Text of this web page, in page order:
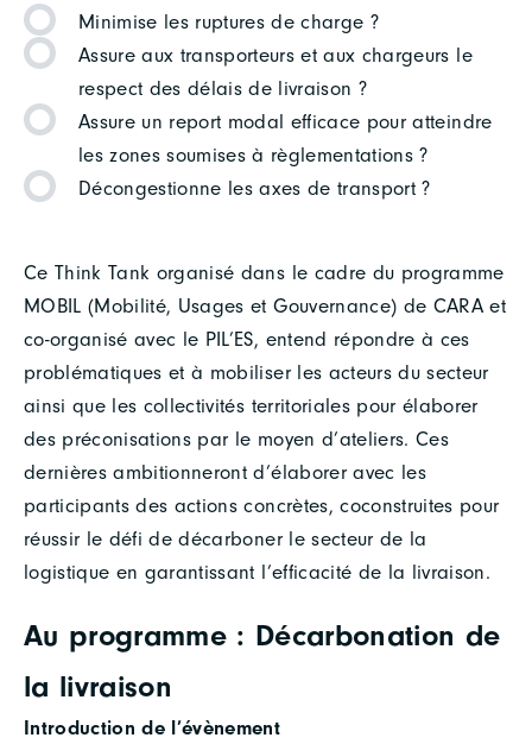
Minimise les ruptures de charge ?
Assure aux transporteurs et aux chargeurs le
respect des délais de livraison ?
Assure un report modal efficace pour atteindre
les zones soumises à règlementations ?
Décongestionne les axes de transport ?
Ce Think Tank organisé dans le cadre du programme
MOBIL (Mobilité, Usages et Gouvernance) de CARA et
co-organisé avec le PIL’ES, entend répondre à ces
problématiques et à mobiliser les acteurs du secteur
ainsi que les collectivités territoriales pour élaborer
des préconisations par le moyen d’ateliers. Ces
dernières ambitionneront d’élaborer avec les
participants des actions concrètes, coconstruites pour
réussir le défi de décarboner le secteur de la
logistique en garantissant l’efficacité de la livraison.
Au programme : Décarbonation de
la livraison
Introduction de l’évènement